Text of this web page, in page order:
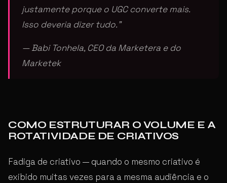
justamente porque o UGC converte mais.
Isso deveria dizer tudo.”
— Babi Tonhela, CEO da Marketera e do
Marketek
COMO ESTRUTURAR O VOLUME E A
ROTATIVIDADE DE CRIATIVOS
Fadiga de criativo — quando o mesmo criativo é
exibido muitas vezes para a mesma audiência e o